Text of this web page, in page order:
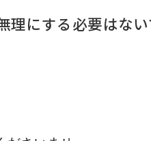
にする必要はない